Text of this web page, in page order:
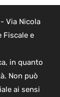
Via Nicola
Fiscale e
in quanto
Non può
ai sensi